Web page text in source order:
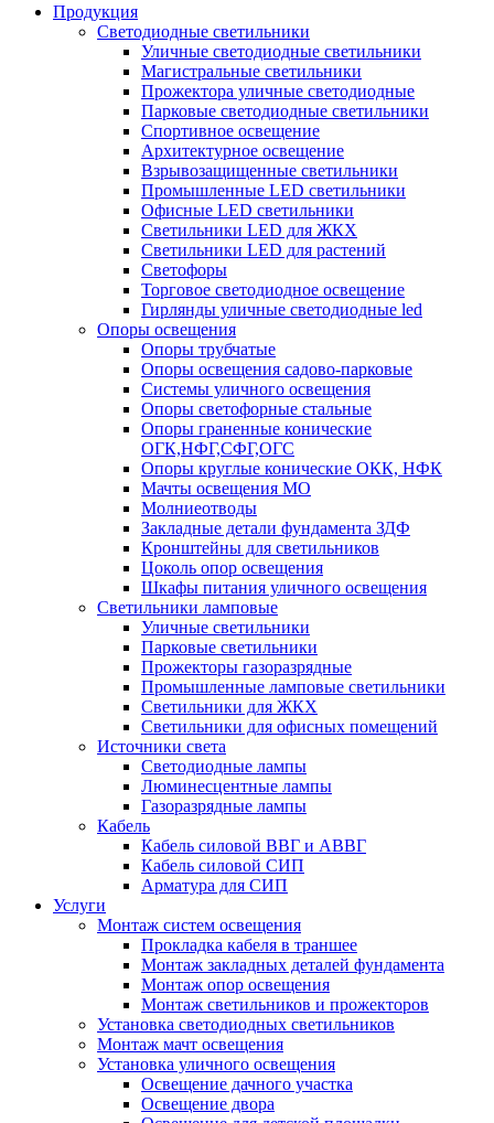
Продукция
Светодиодные светильники
Уличные светодиодные светильники
Магистральные светильники
Прожектора уличные светодиодные
Парковые светодиодные светильники
Спортивное освещение
Архитектурное освещение
Взрывозащищенные светильники
Промышленные LED светильники
Офисные LED светильники
Cветильники LED для ЖКХ
Светильники LED для растений
Светофоры
Торговое светодиодное освещение
Гирлянды уличные светодиодные led
Опоры освещения
Опоры трубчатые
Опоры освещения садово-парковые
Системы уличного освещения
Опоры светофорные стальные
Опоры граненные конические
ОГК,НФГ,СФГ,ОГС
Опоры круглые конические ОКК, НФК
Мачты освещения МО
Молниеотводы
Закладные детали фундамента ЗДФ
Кронштейны для светильников
Цоколь опор освещения
Шкафы питания уличного освещения
Светильники ламповые
Уличные светильники
Парковые светильники
Прожекторы газоразрядные
Промышленные ламповые светильники
Светильники для ЖКХ
Светильники для офисных помещений
Источники света
Светодиодные лампы
Люминесцентные лампы
Газоразрядные лампы
Кабель
Кабель силовой ВВГ и АВВГ
Кабель силовой СИП
Арматура для СИП
Услуги
Монтаж систем освещения
Прокладка кабеля в траншее
Монтаж закладных деталей фундамента
Монтаж опор освещения
Монтаж светильников и прожекторов
Установка светодиодных светильников
Монтаж мачт освещения
Установка уличного освещения
Освещение дачного участка
Освещение двора